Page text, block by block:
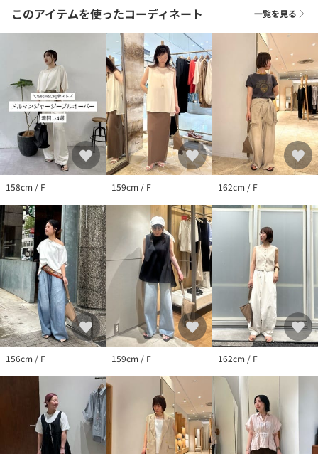
ハートマークをクリックし、お好きなカラーを選んでお気に入り
に登録すると
入荷情報や残り1点の通知、完売カラーの再入荷、セール情報など
を受け取ることができます。
このアイテムを使ったコーディネート 一覧を見る
158cm / F 159cm / F 162cm / F
156cm / F 159cm / F 162cm / F